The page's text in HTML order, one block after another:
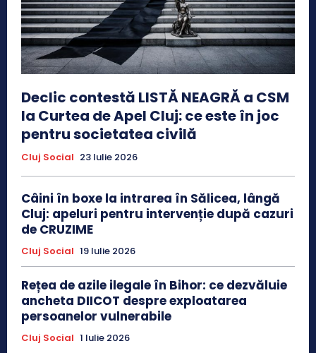
Declic contestă LISTĂ NEAGRĂ a CSM
la Curtea de Apel Cluj: ce este în joc
pentru societatea civilă
Cluj Social 23 Iulie 2026
Câini în boxe la intrarea în Sălicea, lângă
Cluj: apeluri pentru intervenție după cazuri
de CRUZIME
Cluj Social 19 Iulie 2026
Rețea de azile ilegale în Bihor: ce dezvăluie
ancheta DIICOT despre exploatarea
persoanelor vulnerabile
Cluj Social 1 Iulie 2026